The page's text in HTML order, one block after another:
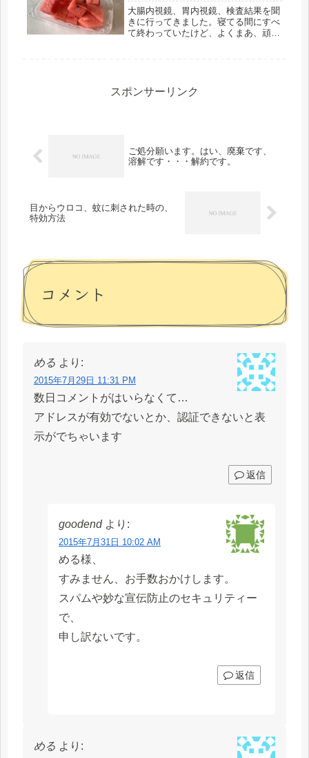
な・・・
大腸内視鏡、胃内視鏡、検査結果を聞
きに行ってきました。寝てる間にすべ
て終わっていたけど、よくまあ、頑張
入...
スポンサーリンク
ご処分願います。はい、廃棄です、
溶解です・・・解約です。
目からウロコ、蚊に刺された時の、
特効方法
コメント
める より:
2015年7月29日 11:31 PM
数日コメントがはいらなくて…
アドレスが有効でないとか、認証できないと表
示がでちゃいます
返信
goodend より:
2015年7月31日 10:02 AM
める様、
すみません、お手数おかけします。
スパムや妙な宣伝防止のセキュリティー
で、
申し訳ないです。
返信
める より: